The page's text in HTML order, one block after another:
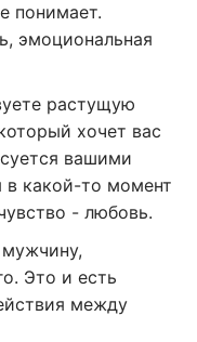
понимает.
эмоциональная
растущую
хочет вас
вашими
какой-то момент
- любовь.
Это и есть
между